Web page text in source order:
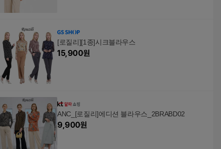
[로질리][1종]시크블라우스
15,900원
ANC_[로질리]에디션 블라우스_2BRABD02
9,900원